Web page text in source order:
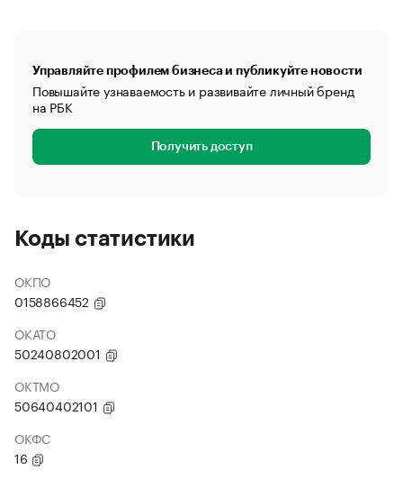
Управляйте профилем бизнеса и публикуйте новости
Повышайте узнаваемость и развивайте личный бренд
на РБК
Получить доступ
Коды статистики
ОКПО
0158866452
ОКАТО
50240802001
ОКТМО
50640402101
ОКФС
16